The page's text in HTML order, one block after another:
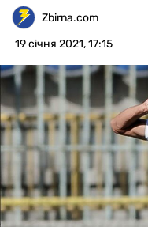
РІЗНЕZbirna.com
19 січня 2021, 17:15